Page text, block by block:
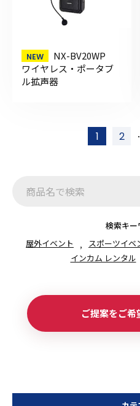
NX-BV20WP
ワイヤレス・ポータブ
ル拡声器
1 2
検索キー
屋外イベント
スポーツイベ
インカム レンタル
ご提案をご希